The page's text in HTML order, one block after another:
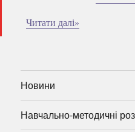
Читати далі»
Новини
Навчально-методичні